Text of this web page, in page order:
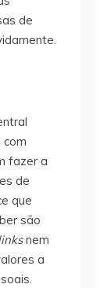
de
com
fazer a
de
que
são
nem
a